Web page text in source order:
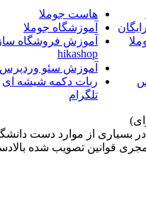
هاست جوملا
آموزشگاه جوملا
آموزش فروشگاه ساز
hikashop
آموزش سئو وردپرس
ربات دکمه شیشه ای
تلگرام
در بسیاری از موارد دست
مجری قوانین تصویب شده